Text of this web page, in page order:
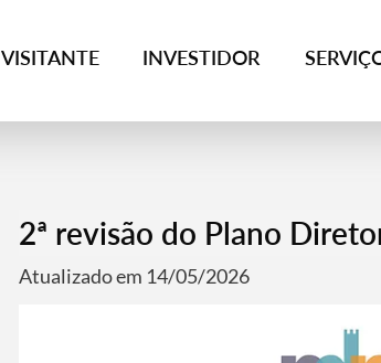
VISITANTE INVESTIDOR
2ª revisão do Plano
Atualizado em 14/05/2026